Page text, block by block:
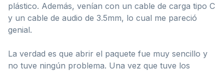
plástico. Además, venían con un cable de carga tipo C
y un cable de audio de 3.5mm, lo cual me pareció
genial.
La verdad es que abrir el paquete fue muy sencillo y
no tuve ningún problema. Una vez que tuve los